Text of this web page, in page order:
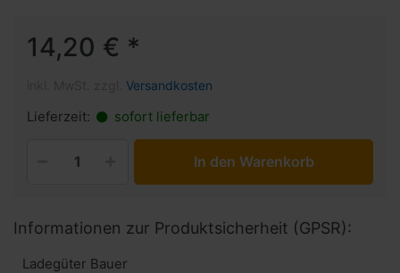
14,20 € *
Versandkosten
Lieferzeit: sofort lieferbar
In den Warenkorb
Informationen zur Produktsicherheit (GPSR):
Ladegüter Bauer